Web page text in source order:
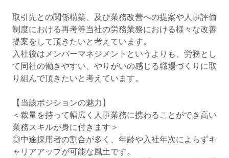
取引先との関係構築、及び業務改善への提案や人事評価
制度における再考等当社の労務業務における様々な改善
提案をして頂きたいと考えています。
入社後はメンバーマネジメントというよりも、労務とし
て同社の働きやすい、やりがいの感じる職場づくりに取
り組んで頂きたいと考えています。
【当該ポジションの魅力】
＜裁量を持って幅広く人事業務に携わることができ高い
業務スキルが身に付きます＞
◎中途採用者の割合が多く、年齢や入社年次によらずキ
ャリアアップが可能な風土です。